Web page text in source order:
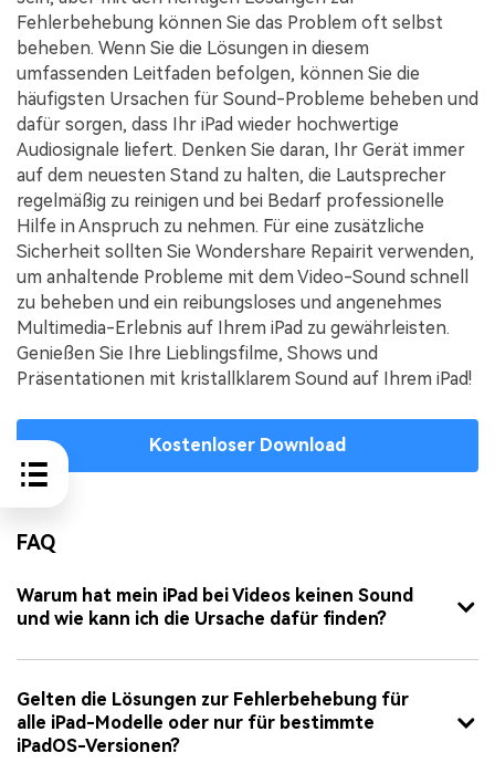
Fehlerbehebung können Sie das Problem oft selbst
beheben. Wenn Sie die Lösungen in diesem
umfassenden Leitfaden befolgen, können Sie die
häufigsten Ursachen für Sound-Probleme beheben und
dafür sorgen, dass Ihr iPad wieder hochwertige
Audiosignale liefert. Denken Sie daran, Ihr Gerät immer
auf dem neuesten Stand zu halten, die Lautsprecher
regelmäßig zu reinigen und bei Bedarf professionelle
Hilfe in Anspruch zu nehmen. Für eine zusätzliche
Sicherheit sollten Sie Wondershare Repairit verwenden,
um anhaltende Probleme mit dem Video-Sound schnell
zu beheben und ein reibungsloses und angenehmes
Multimedia-Erlebnis auf Ihrem iPad zu gewährleisten.
Genießen Sie Ihre Lieblingsfilme, Shows und
Präsentationen mit kristallklarem Sound auf Ihrem iPad!
Kostenloser Download
FAQ
Warum hat mein iPad bei Videos keinen Sound
und wie kann ich die Ursache dafür finden?
Gelten die Lösungen zur Fehlerbehebung für
alle iPad-Modelle oder nur für bestimmte
iPadOS-Versionen?